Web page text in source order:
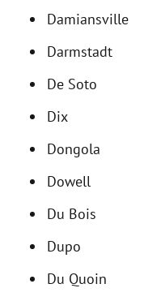
Damiansville
Darmstadt
De Soto
Dix
Dongola
Dowell
Du Bois
Dupo
Du Quoin